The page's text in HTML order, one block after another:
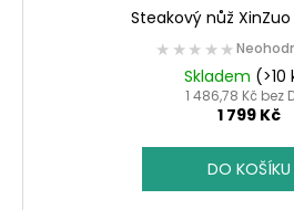
Steakový nůž XinZuo
★★★★★
★★★★★
Skladem (>10
1 486,78 Kč bez
1 799 Kč
DO KOŠÍKU